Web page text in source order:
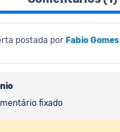
postada por Fabio Gomes
fixado